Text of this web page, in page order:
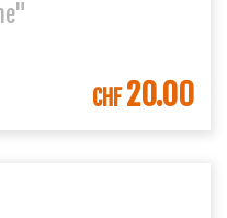
IN DEN WARENKORB
CHF20.00